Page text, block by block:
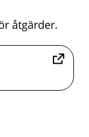
åtgärder.